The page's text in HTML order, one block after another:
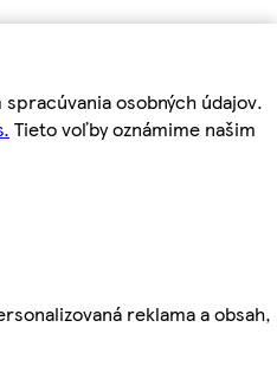
osobných údajov.
Tieto voľby oznámime našim
reklama a obsah,